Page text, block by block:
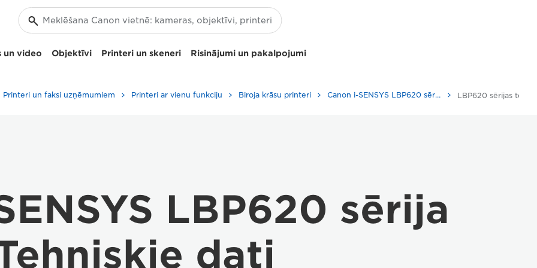
un video Objektīvi Printeri un skeneri Risinājumi un pakalpojumi
Printeri un faksi uzņēmumiem Printeri ar vienu funkciju Biroja krāsu printeri Canon i-SENSYS LBP620 sērija LBP620 sērijas
LBP620 sērija
dati